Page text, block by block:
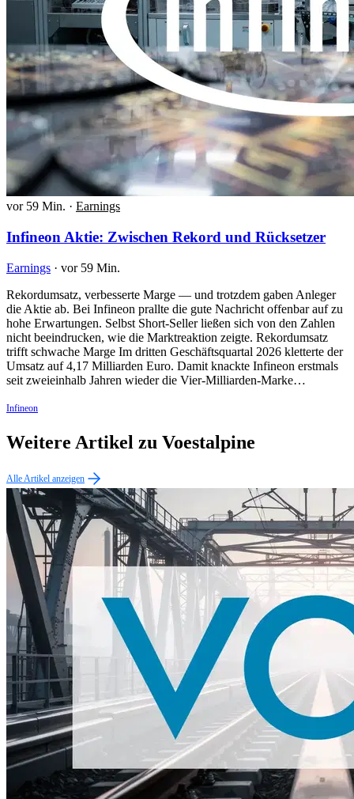
vor 59 Min. · Earnings
Infineon Aktie: Zwischen Rekord und Rücksetzer
Earnings · vor 59 Min.
Rekordumsatz, verbesserte Marge — und trotzdem gaben Anleger
die Aktie ab. Bei Infineon prallte die gute Nachricht offenbar auf zu
hohe Erwartungen. Selbst Short-Seller ließen sich von den Zahlen
nicht beeindrucken, wie die Marktreaktion zeigte. Rekordumsatz
trifft schwache Marge Im dritten Geschäftsquartal 2026 kletterte der
Umsatz auf 4,17 Milliarden Euro. Damit knackte Infineon erstmals
seit zweieinhalb Jahren wieder die Vier-Milliarden-Marke…
Infineon
Weitere Artikel zu Voestalpine
Alle Artikel anzeigen